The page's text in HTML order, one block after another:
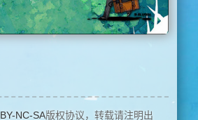
BY-NC-SA版权协议，转载请注明出